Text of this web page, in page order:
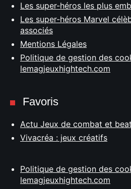
Les super-héros les plus
Les super-héros Marvel
associés
Mentions Légales
Politique de gestion des
lemagjeuxhightech.com
Favoris
Actu Jeux de combat et
Vivacréa : jeux créatifs
Politique de gestion des
lemagjeuxhightech.com